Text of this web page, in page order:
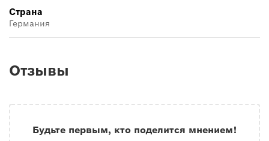
Страна
Германия
Отзывы
Будьте первым, кто поделится мнением!